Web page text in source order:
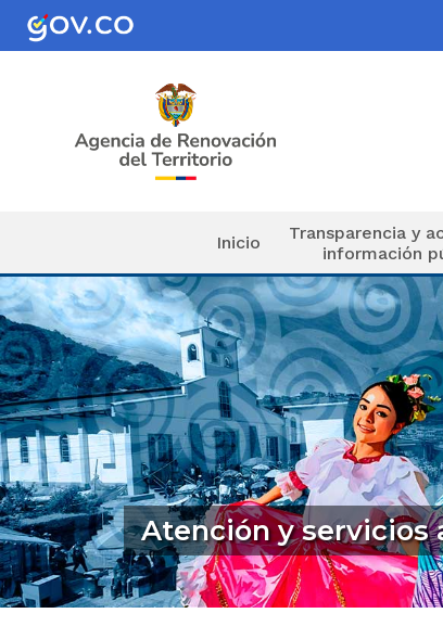
Pasar al contenido principal
Navegación principal
Inicio
Transparencia y
información
Atención y servicios